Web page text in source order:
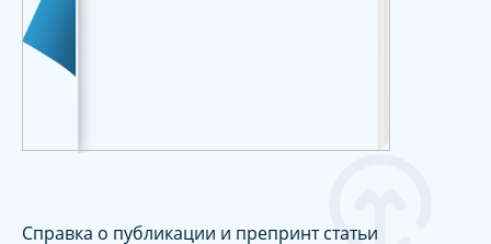
Справка о публикации и препринт статьи